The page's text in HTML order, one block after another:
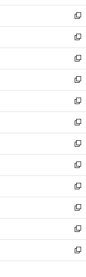
開
く
ウ
で
開
く
ン
ド
ウ
で
開
く
ウ
ィ
ン
ド
ウ
で
開
く
新
し
い
ウ
ィ
ン
ド
ウ
で
開
く
新
し
い
ウ
ィ
ン
ド
ウ
で
開
く
新
し
い
ウ
ィ
ン
ド
ウ
で
開
く
新
し
い
ウ
ィ
ン
ド
ウ
で
開
く
新
し
い
ウ
ィ
ン
ド
ウ
で
開
く
新
し
い
ウ
ィ
ン
ド
ウ
で
開
く
新
し
い
ウ
ィ
ン
ド
ウ
で
開
く
新
し
い
ウ
ィ
ン
ド
ウ
で
開
新
し
い
ウ
ィ
ン
ド
ウ
新
し
い
ウ
ィ
ン
新
し
い
ウ
新
し